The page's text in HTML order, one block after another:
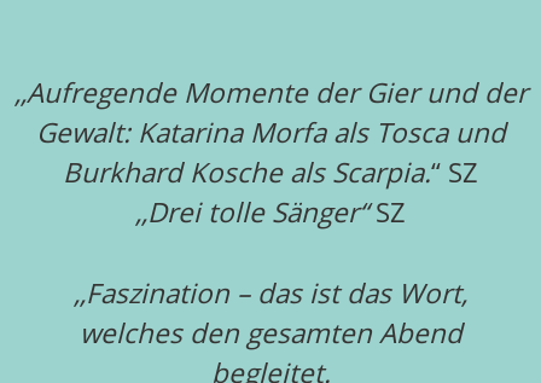
,,Aufregende Momente der Gier und der
Gewalt: Katarina Morfa als Tosca und
Burkhard Kosche als Scarpia.“ SZ
,,Drei tolle Sänger“SZ
,,Faszination – das ist das Wort,
welches den gesamten Abend
begleitet.